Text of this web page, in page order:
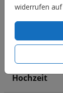
widerrufen auf
Hochzeit